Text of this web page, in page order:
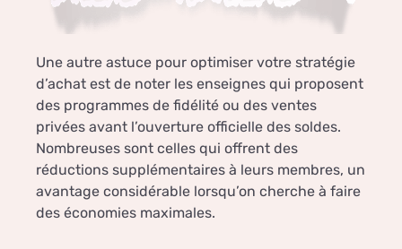
Une autre astuce pour optimiser votre stratégie
d’achat est de noter les enseignes qui proposent
des programmes de fidélité ou des ventes
privées avant l’ouverture officielle des soldes.
Nombreuses sont celles qui offrent des
réductions supplémentaires à leurs membres, un
avantage considérable lorsqu’on cherche à faire
des économies maximales.